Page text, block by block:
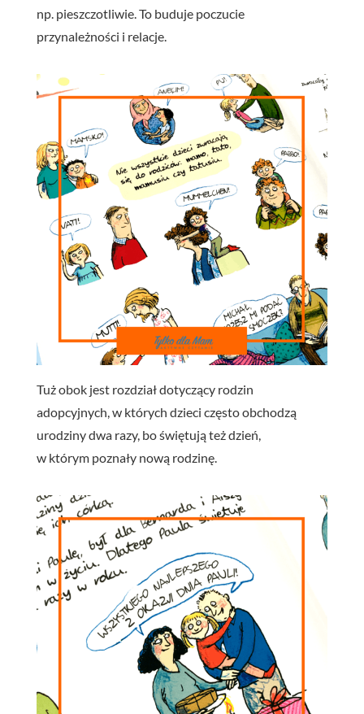
np. pieszczotliwie. To buduje poczucie
przynależności i relacje.
Tuż obok jest rozdział dotyczący rodzin
adopcyjnych, w których dzieci często obchodzą
urodziny dwa razy, bo świętują też dzień,
w którym poznały nową rodzinę.